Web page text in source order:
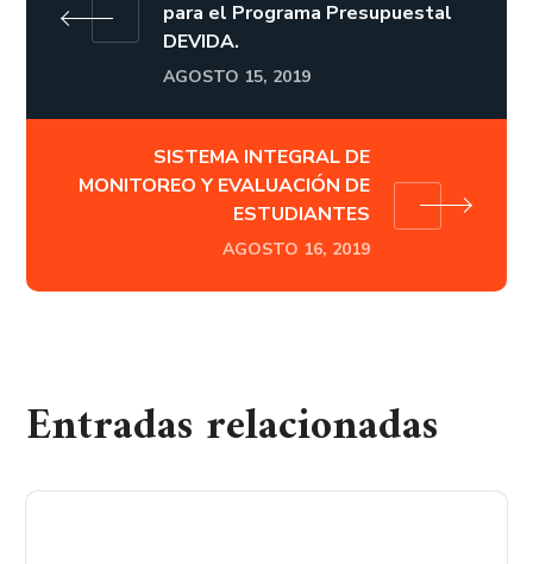
para el Programa Presupuestal
DEVIDA.
AGOSTO 15, 2019
SISTEMA INTEGRAL DE
MONITOREO Y EVALUACIÓN DE
ESTUDIANTES
AGOSTO 16, 2019
Entradas relacionadas